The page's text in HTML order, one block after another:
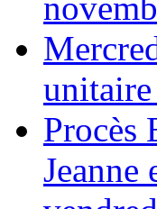
unitaire
Procès
Jeanne